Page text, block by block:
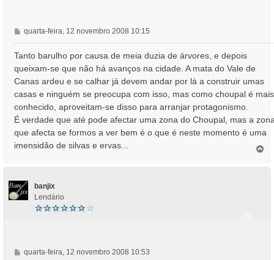
M
e
n
g
e
m
quarta-feira, 12 novembro 2008 10:15
Tanto barulho por causa de meia duzia de árvores, e depois
queixam-se que não há avanços na cidade. A mata do Vale de
Canas ardeu e se calhar já devem andar por lá a construir umas
casas e ninguém se preocupa com isso, mas como choupal é mais
conhecido, aproveitam-se disso para arranjar protagonismo.
É verdade que até pode afectar uma zona do Choupal, mas a
que afecta se formos a ver bem é o que é neste momento é uma
imensidão de silvas e ervas...
banjix
Lendário
M
quarta-feira, 12 novembro 2008 10:53